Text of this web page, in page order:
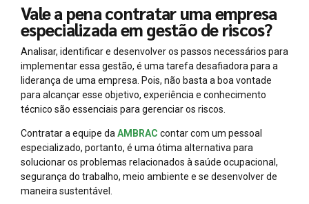
Vale a pena contratar uma empresa
especializada em gestão de riscos?
Analisar, identificar e desenvolver os passos necessários para
implementar essa gestão, é uma tarefa desafiadora para a
liderança de uma empresa. Pois, não basta a boa vontade
para alcançar esse objetivo, experiência e conhecimento
técnico são essenciais para gerenciar os riscos.
Contratar a equipe da AMBRAC contar com um pessoal
especializado, portanto, é uma ótima alternativa para
solucionar os problemas relacionados à saúde ocupacional,
segurança do trabalho, meio ambiente e se desenvolver de
maneira sustentável.